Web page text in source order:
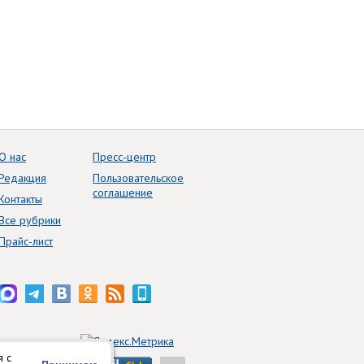
с
нас
рубрики
лист
Пресс-центр
Пользовательское
соглашение